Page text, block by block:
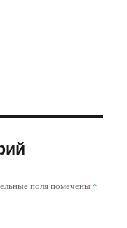
поля помечены *